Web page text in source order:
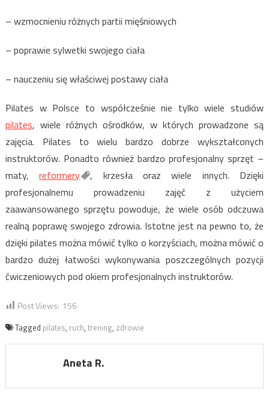
– wzmocnieniu różnych partii mięśniowych
– poprawie sylwetki swojego ciała
– nauczeniu się właściwej postawy ciała
Pilates w Polsce to współcześnie nie tylko wiele studiów
pilates, wiele różnych ośrodków, w których prowadzone są
zajęcia. Pilates to wielu bardzo dobrze wykształconych
instruktorów. Ponadto również bardzo profesjonalny sprzęt –
maty,reformery
, krzesła oraz wiele innych. Dzięki
profesjonalnemu prowadzeniu zajęć z użyciem
zaawansowanego sprzętu powoduje, że wiele osób odczuwa
realną poprawę swojego zdrowia. Istotne jest na pewno to, że
dzięki pilates można mówić tylko o korzyściach, można mówić o
bardzo dużej łatwości wykonywania poszczególnych pozycji
ćwiczeniowych pod okiem profesjonalnych instruktorów.
Post Views: 156
Tagged pilates, ruch, trening, zdrowie
Aneta R.